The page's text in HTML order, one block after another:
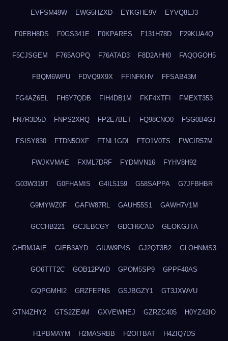
EVFSM49W EWG5HZXD EYKGHE9V EYVQ8LJ3
F0EBH8DS F0GS341E F0KPARES F131H78D F29KUA4Q
F5CJSGEM F765AOPQ F76ATAD3 F8D2AHH0 FAQOGOH5
FBQM6WPU FDVQ9X9X FFINFKHV FFSAB43M
FG4AZ6EL FH5Y7QDB FIH4DB1M FKF4XTFI FMEXT353
FN7R3D5D FNPS2XRQ FP2E7BET FQ98CNO0 FSG0B4GJ
FSISY830 FTDN5OXF FTNL1GDI FTO1V0TS FWCIR57M
FWJKVMAE FXML7DRF FYDMVN16 FYHV8H92
G03W319T G0FHAMIS G4IL5159 G58SAPPA G7JFBHBR
G9MYWZ0F GAFW87RL GAUH55S1 GAWH7V1M
GCCHB221 GCJEBCGY GDCH6CAD GEOKGJTA
GHRMJAIE GIEB3AYD GIUW9P4S GJ2QT3B2 GLOHNMS3
GO6TTT2C GOB12PWD GPOM5SP9 GPPF40AS
GQPGMHI2 GRZFEPN5 GSJBGZY1 GT3JXWVU
GTN4ZHY2 GTS2ZE4M GXVEWHEJ GZRZC405 H0YZ42IO
H1PBMAYM H2MASRBB H2OITBAT H4ZIQ7DS